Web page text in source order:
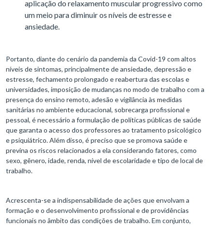
aplicação do relaxamento muscular progressivo como
um meio para diminuir os níveis de estresse e
ansiedade.
Portanto, diante do cenário da pandemia da Covid-19 com altos
níveis de sintomas, principalmente de ansiedade, depressão e
estresse, fechamento prolongado e reabertura das escolas e
universidades, imposição de mudanças no modo de trabalho com a
presença do ensino remoto, adesão e vigilância às medidas
sanitárias no ambiente educacional, sobrecarga profissional e
pessoal, é necessário a formulação de políticas públicas de saúde
que garanta o acesso dos professores ao tratamento psicológico
e psiquiátrico. Além disso, é preciso que se promova saúde e
previna os riscos relacionados a ela considerando fatores, como
sexo, gênero, idade, renda, nível de escolaridade e tipo de local de
trabalho.
Acrescenta-se a indispensabilidade de ações que envolvam a
formação e o desenvolvimento profissional e de providências
funcionais no âmbito das condições de trabalho. Em conjunto,